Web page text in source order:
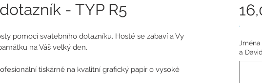
- TYP R5
pomocí svatebního dotazníku. Hosté se zabaví a Vy
na Váš velký den.
tiskárně na kvalitní grafický papír o vysoké
.
a